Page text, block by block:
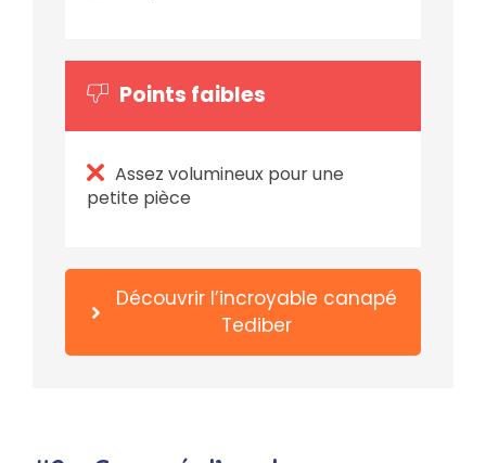
Points faibles
Assez volumineux pour une
petite pièce
Découvrir l’incroyable canapé
Tediber